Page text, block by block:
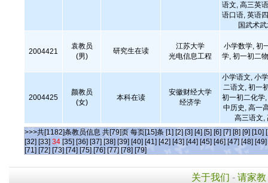
语文, 高三英
语口语, 英语
国武术
2004421
袁教员
(男)
研究生在读
江苏大学
光电信息工程
小学数学, 初
学, 初一初二
2004425
颜教员
(女)
本科在读
安徽财经大学
经济学
小学语文, 小
二语文, 初一
初一初二化学
中历史, 高一
高三语文,
>>>共[1182]条教员信息 共[79]页 每页[15]条 [1] [2] [3] [4] [5] [6] [7] [8] [9] [10]
[32] [33] 34 [35] [36] [37] [38] [39] [40] [41] [42] [43] [44] [45] [46] [47] [48] [49]
[71] [72] [73] [74] [75] [76] [77] [78] [79]
关于我们 - 请家教